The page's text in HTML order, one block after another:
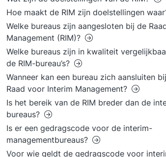
Hoe maakt de RIM zijn doelstellingen
Welke bureaus zijn aangesloten bij de
Management (RIM)?
Welke bureaus zijn in kwaliteit
de RIM-bureau’s?
Wanneer kan een bureau zich aansluiten
Raad voor Interim Management?
Is het bereik van de RIM breder dan de
bureaus?
Is er een gedragscode voor de interim-
managementbureaus?
Voor wie geldt de gedragscode voor